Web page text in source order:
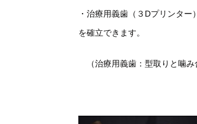
・治療用義歯（３ Dプリンター
を確立できます。
（治療用義歯： 型取りと噛み